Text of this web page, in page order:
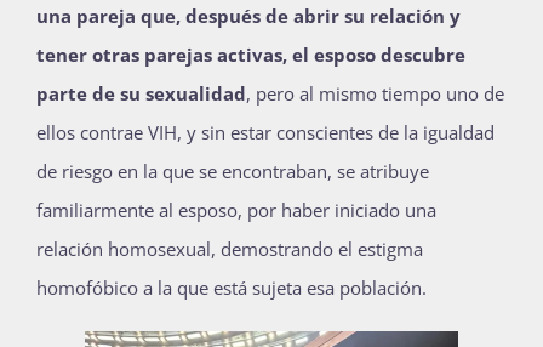
una pareja que, después de abrir su relación y
tener otras parejas activas, el esposo descubre
parte de su sexualidad, pero al mismo tiempo uno de
ellos contrae VIH, y sin estar conscientes de la igualdad
de riesgo en la que se encontraban, se atribuye
familiarmente al esposo, por haber iniciado una
relación homosexual, demostrando el estigma
homofóbico a la que está sujeta esa población.